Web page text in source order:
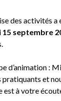
des activités a
15 septembre
d’animation :
pratiquants et
est à votre